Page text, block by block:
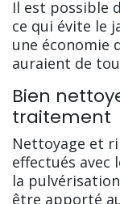
Il est possible
ce qui évite le
une économie
auraient de
Bien
traitement
Nettoyage et
effectués avec
la
être apporté